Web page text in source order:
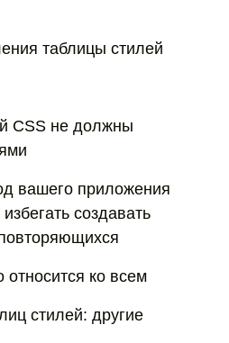
таблицы стилей
CSS не должны
вашего приложения
создавать
относится ко всем
стилей: другие